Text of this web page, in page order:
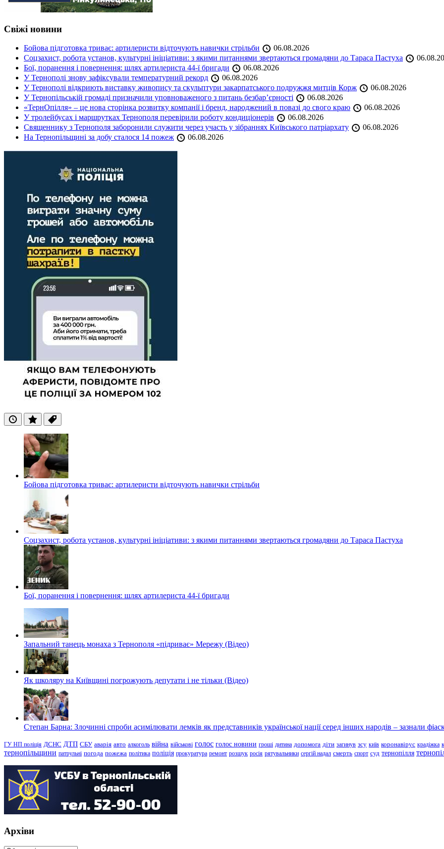
Свіжі новини
Бойова підготовка триває: артилеристи відточують навички стрільби
06.08.2026
Соцзахист, робота установ, культурні ініціативи: з якими питаннями звертаються громадяни до Тараса Пастуха
Бої, поранення і повернення: шлях артилериста 44-ї бригади
06.08.2026
У Тернополі знову зафіксували температурний рекорд
06.08.2026
У Тернополі відкриють виставку живопису та скульптури закарпатського подружжя митців Корж
06.08.2026
У Тернопільській громаді призначили уповноваженого з питань безбар’єрності
06.08.2026
«ТернОпілля» – це нова сторінка розвитку компанії і бренд, народжений в повазі до свого краю
06.08.2026
У тролейбусах і маршрутках Тернополя перевірили роботу кондиціонерів
06.08.2026
Священнику з Тернополя заборонили служити через участь у зібраннях Київського патріархату
06.08.2026
На Тернопільщині за добу сталося 14 пожеж
06.08.2026
ОстанніПопулярні
Теги
Бойова підготовка триває: артилеристи відточують навички стрільби
Соцзахист, робота установ, культурні ініціативи: з якими питаннями звертаються громадяни до Тараса Пастуха
Бої, поранення і повернення: шлях артилериста 44-ї бригади
Запальний танець монаха з Тернополя «підриває» Мережу (Відео)
Як школяру на Київщині погрожують депутати і не тільки (Відео)
Степан Барна: Злочинні спроби асимілювати лемків як представників української нації серед інших народів – зазнали
ГУ НП поліція ДСНС ДТП СБУ аварія авто алкоголь війна військові голос голос новини гроші дитина допомога діти загинув зсу київ коронавірус крадіжка
тернопільщини патрульні погода пожежа політика поліція прокуратура ремонт розшук росія рятувальники сергій надал смерть спорт суд тернопілля
Архіви